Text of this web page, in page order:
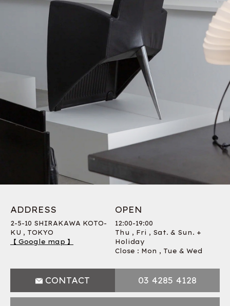
ADDRESS
2-5-10 SHIRAKAWA KOTO-
KU , TOKYO
【 Google map 】
OPEN
12:00-19:00
Thu , Fri , Sat. & Sun. +
Holiday
Close : Mon , Tue & Wed
CONTACT 03 4285 4128